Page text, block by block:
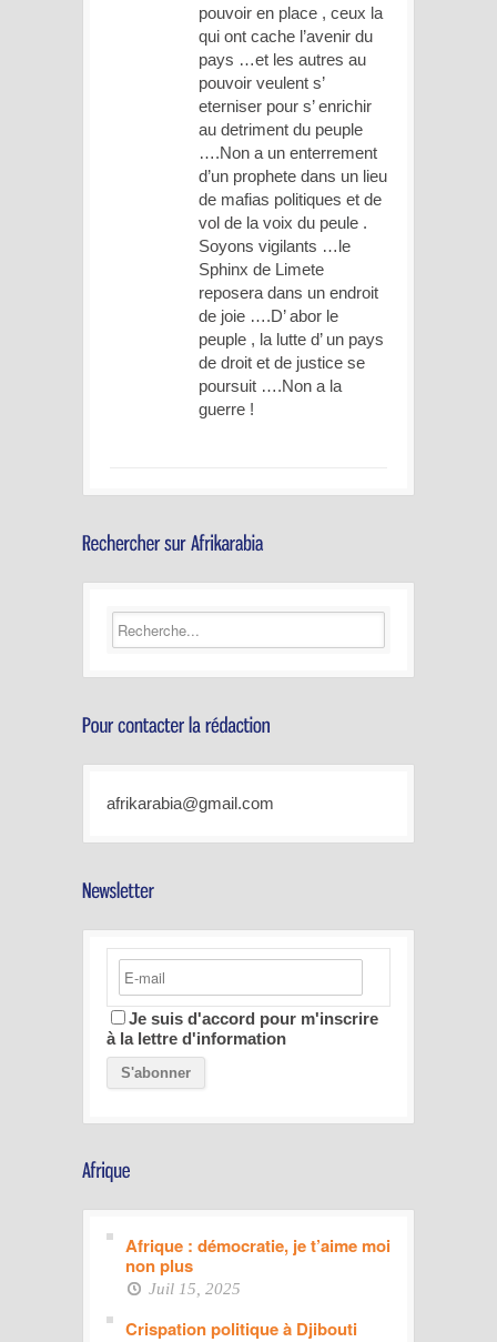
pouvoir en place , ceux la
qui ont cache l’avenir du
pays …et les autres au
pouvoir veulent s’
eterniser pour s’ enrichir
au detriment du peuple
….Non a un enterrement
d’un prophete dans un lieu
de mafias politiques et de
vol de la voix du peule .
Soyons vigilants …le
Sphinx de Limete
reposera dans un endroit
de joie ….D’ abor le
peuple , la lutte d’ un pays
de droit et de justice se
poursuit ….Non a la
guerre !
afrikarabia@gmail.com
Je suis d'accord pour m'inscrire
à la lettre d'information
Afrique : démocratie, je t’aime moi
non plus
Juil 15, 2025
Crispation politique à Djibouti